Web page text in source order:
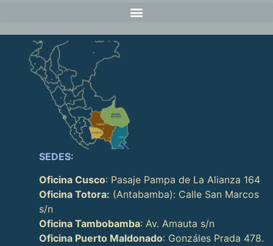
SEDES:
Oficina Cusco: Pasaje Pampa de La Alianza 164
Oficina Totora: (Antabamba): Calle San Marcos
s/n
Oficina Tambobamba: Av. Amauta s/n
Oficina Puerto Maldonado: Gonzáles Prada 478.